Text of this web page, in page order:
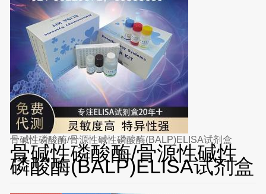
骨碱性磷酸酶/骨源性碱性磷酸酶(BALP)ELISA试剂盒
骨碱性磷酸酶/骨源性碱性
磷酸酶(BALP)ELISA试剂盒